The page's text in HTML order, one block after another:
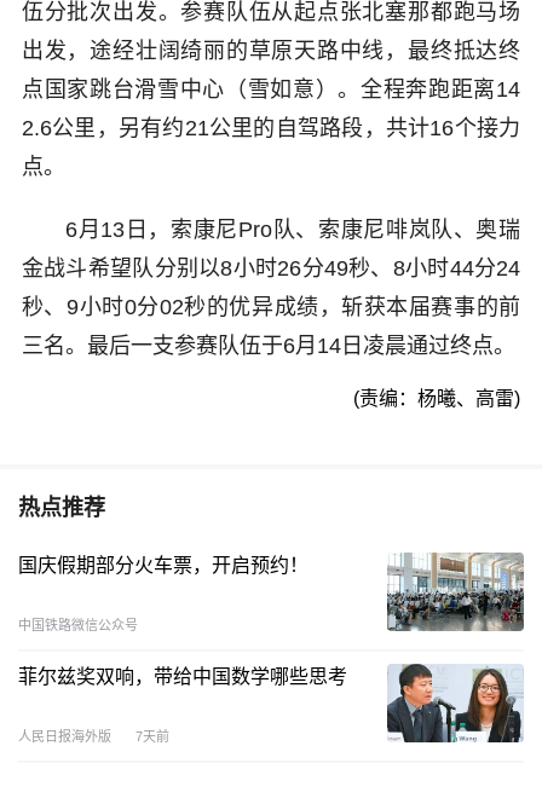
伍分批次出发。参赛队伍从起点张北塞那都跑马场
出发，途经壮阔绮丽的草原天路中线，最终抵达终
点国家跳台滑雪中心（雪如意）。全程奔跑距离14
2.6公里，另有约21公里的自驾路段，共计16个接力
点。
6月13日，索康尼Pro队、索康尼啡岚队、奥瑞
金战斗希望队分别以8小时26分49秒、8小时44分24
秒、9小时0分02秒的优异成绩，斩获本届赛事的前
三名。最后一支参赛队伍于6月14日凌晨通过终点。
(责编：杨曦、高雷)
热点推荐
国庆假期部分火车票，开启预约！
中国铁路微信公众号
菲尔兹奖双响，带给中国数学哪些思考
人民日报海外版 7天前